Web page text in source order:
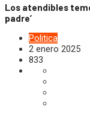
Los atendibles
padre’
Politica
2 enero 2025
833